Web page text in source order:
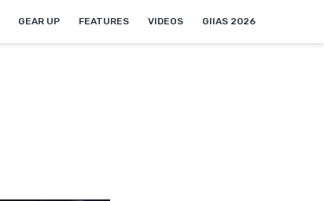
GEAR UP FEATURES VIDEOS GIIAS 2026